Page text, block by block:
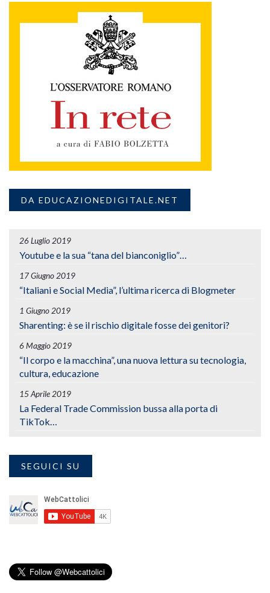
DA EDUCAZIONEDIGITALE.NET
26 Luglio 2019
Youtube e la sua “tana del bianconiglio”…
17 Giugno 2019
“Italiani e Social Media”, l’ultima ricerca di Blogmeter
1 Giugno 2019
Sharenting: è se il rischio digitale fosse dei genitori?
6 Maggio 2019
“Il corpo e la macchina”, una nuova lettura su tecnologia,
cultura, educazione
15 Aprile 2019
La Federal Trade Commission bussa alla porta di
TikTok…
SEGUICI SU